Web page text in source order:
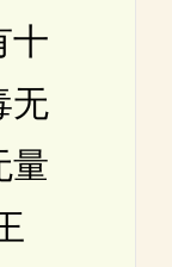
十
无
量